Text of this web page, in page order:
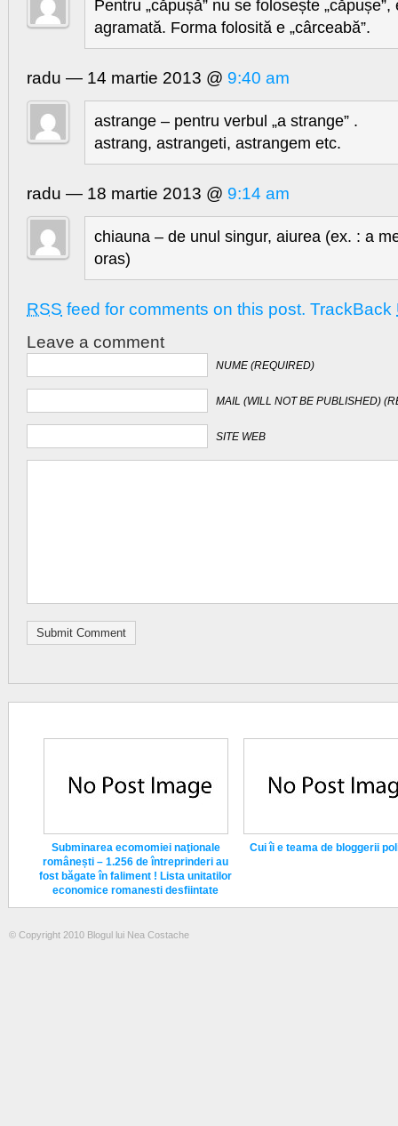
Pentru „căpușă” nu se folosește
agramată. Forma folosită e „cârceabă”.
radu — 14 martie 2013 @ 9:40 am
astrange – pentru verbul „a strange” .
astrang, astrangeti, astrangem etc.
radu — 18 martie 2013 @ 9:14 am
chiauna – de unul singur, aiurea (ex. : a
oras)
RSS feed for comments on this post. TrackBack
Leave a comment
NUME (REQUIRED)
MAIL (WILL NOT BE PUBLISHED)
SITE WEB
Subminarea ecomomiei naţionale
românești – 1.256 de întreprinderi au
fost băgate în faliment ! Lista unitatilor
economice romanesti desfiintate
Cui îi e teama de bloggerii
© Copyright 2010 Blogul lui Nea Costache